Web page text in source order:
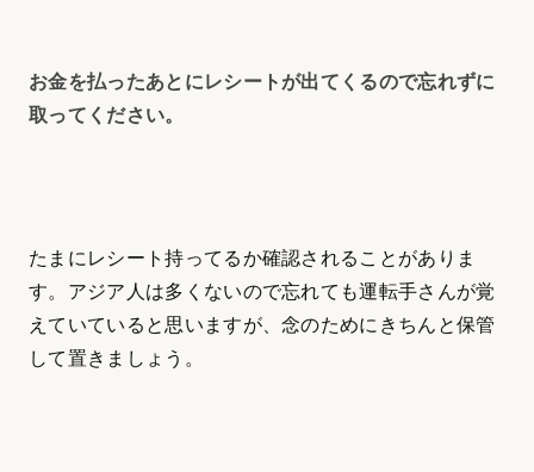
お金を払ったあとにレシートが出てくるので忘れずに
取ってください。
たまにレシート持ってるか確認されることがありま
す。アジア人は多くないので忘れても運転手さんが覚
えていていると思いますが、念のためにきちんと保管
して置きましょう。